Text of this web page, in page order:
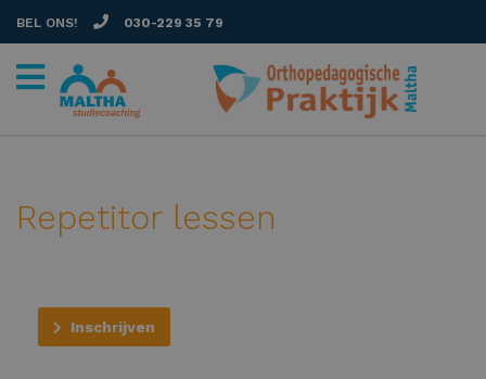
BEL ONS! 030-229 35 79
Repetitor lessen
Inschrijven